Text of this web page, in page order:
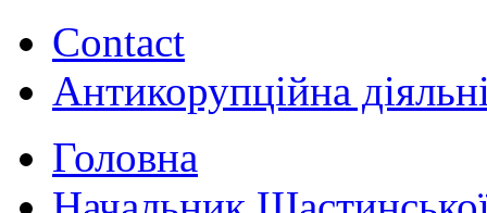
Contact
Антикорупційна
Головна